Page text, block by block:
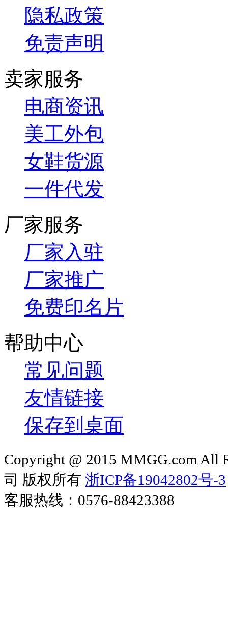
隐私政策
免责声明
卖家服务
电商资讯
美工外包
女鞋货源
一件代发
厂家服务
厂家入驻
厂家推广
免费印名片
帮助中心
常见问题
友情链接
保存到桌面
Copyright @ 2015 MMGG.com All
司 版权所有 浙ICP备19042802号-3
客服热线：0576-88423388